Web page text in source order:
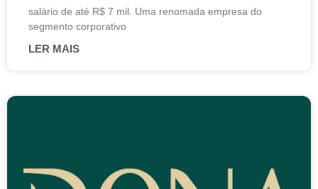
salário de até R$ 7 mil. Uma renomada empresa do
segmento corporativo
LER MAIS